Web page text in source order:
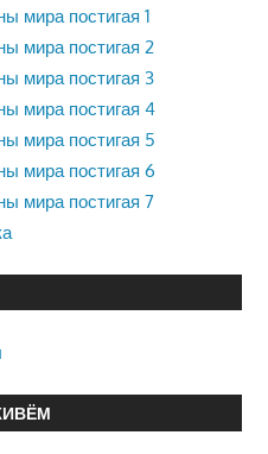
мира постигая 1
мира постигая 2
мира постигая 3
мира постигая 4
мира постигая 5
мира постигая 6
мира постигая 7